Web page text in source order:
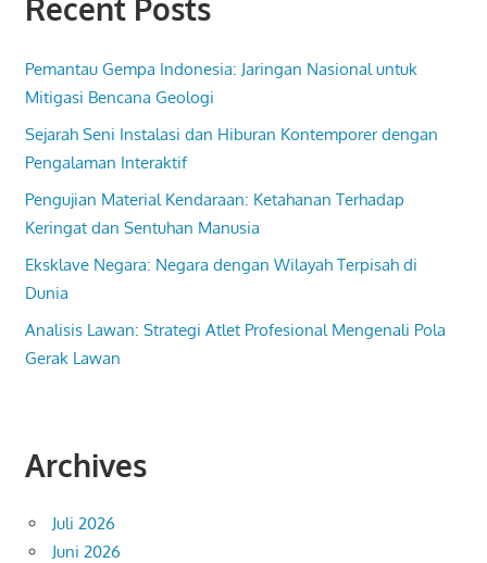
Recent Posts
Pemantau Gempa Indonesia: Jaringan Nasional untuk
Mitigasi Bencana Geologi
Sejarah Seni Instalasi dan Hiburan Kontemporer dengan
Pengalaman Interaktif
Pengujian Material Kendaraan: Ketahanan Terhadap
Keringat dan Sentuhan Manusia
Eksklave Negara: Negara dengan Wilayah Terpisah di
Dunia
Analisis Lawan: Strategi Atlet Profesional Mengenali Pola
Gerak Lawan
Archives
Juli 2026
Juni 2026